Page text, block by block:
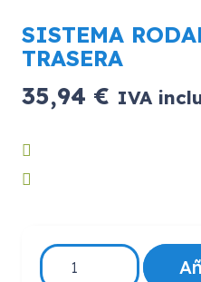
SISTEMA
TRASERA
35,94 € IVA
SISTEMA
RODAMIENTO